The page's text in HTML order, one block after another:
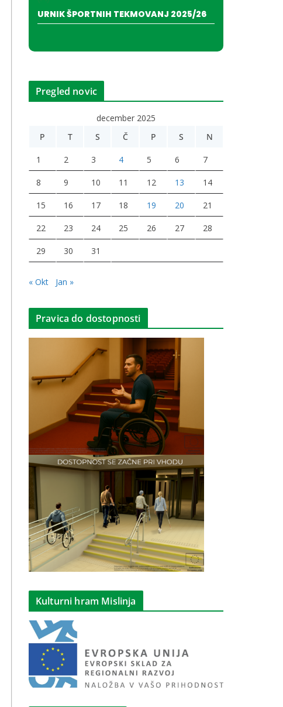
URNIK ŠPORTNIH TEKMOVANJ 2025/26
Pregled novic
december 2025
P
T S Č P S N
1 2 3 4 5 6 7
8 9 10 11 12 13 14
15 16 17 18 19 20 21
22 23 24 25 26 27 28
29 30 31
« Okt Jan »
Pravica do dostopnosti
Kulturni hram Mislinja